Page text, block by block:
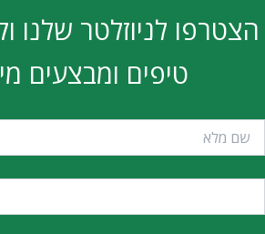
הצטרפו לניוזלטר שלנו
טיפים ומבצעים